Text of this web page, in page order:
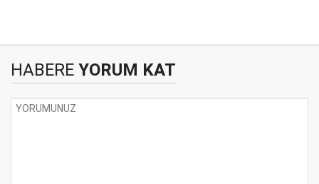
HABERE YORUM KAT